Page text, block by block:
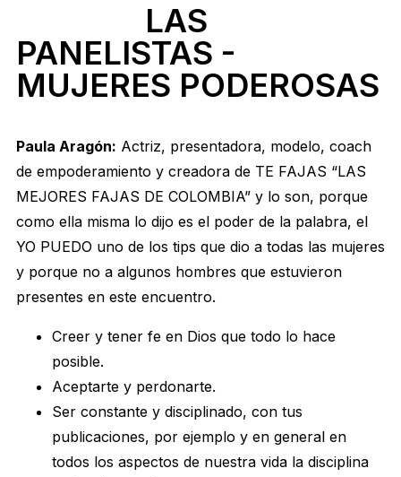
LAS
PANELISTAS -
MUJERES PODEROSAS
Paula Aragón: Actriz, presentadora, modelo, coach
de empoderamiento y creadora de TE FAJAS “LAS
MEJORES FAJAS DE COLOMBIA” y lo son, porque
como ella misma lo dijo es el poder de la palabra, el
YO PUEDO uno de los tips que dio a todas las mujeres
y porque no a algunos hombres que estuvieron
presentes en este encuentro.
Creer y tener fe en Dios que todo lo hace
posible.
Aceptarte y perdonarte.
Ser constante y disciplinado, con tus
publicaciones, por ejemplo y en general en
todos los aspectos de nuestra vida la disciplina